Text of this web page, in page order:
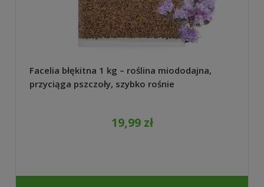
Facelia błękitna 1 kg – roślina miododajna,
przyciąga pszczoły, szybko rośnie
19,99 zł